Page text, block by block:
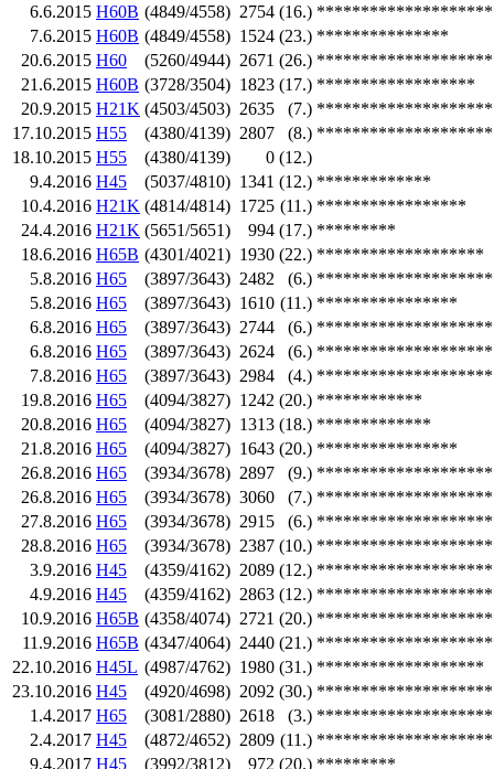
6.6.2015 H60B (4849/4558) 2754 (16.)
7.6.2015 H60B (4849/4558) 1524 (23.) ***************
20.6.2015 H60 (5260/4944) 2671 (26.)
21.6.2015 H60B (3728/3504) 1823 (17.) ******************
20.9.2015 H21K (4503/4503) 2635 (7.)
17.10.2015 H55 (4380/4139) 2807 (8.)
18.10.2015 H55 (4380/4139) 0 (12.)
9.4.2016 H45 (5037/4810) 1341 (12.) *************
10.4.2016 H21K (4814/4814) 1725 (11.) *****************
24.4.2016 H21K (5651/5651) 994 (17.) *********
18.6.2016 H65B (4301/4021) 1930 (22.) *******************
5.8.2016 H65 (3897/3643) 2482 (6.)
5.8.2016 H65 (3897/3643) 1610 (11.) ****************
6.8.2016 H65 (3897/3643) 2744 (6.)
6.8.2016 H65 (3897/3643) 2624 (6.)
7.8.2016 H65 (3897/3643) 2984 (4.)
19.8.2016 H65 (4094/3827) 1242 (20.) ************
20.8.2016 H65 (4094/3827) 1313 (18.) *************
21.8.2016 H65 (4094/3827) 1643 (20.) ****************
26.8.2016 H65 (3934/3678) 2897 (9.)
26.8.2016 H65 (3934/3678) 3060 (7.)
27.8.2016 H65 (3934/3678) 2915 (6.)
28.8.2016 H65 (3934/3678) 2387 (10.)
3.9.2016 H45 (4359/4162) 2089 (12.) ********************
4.9.2016 H45 (4359/4162) 2863 (12.)
10.9.2016 H65B (4358/4074) 2721 (20.)
11.9.2016 H65B (4347/4064) 2440 (21.)
22.10.2016 H45L (4987/4762) 1980 (31.) *******************
23.10.2016 H45 (4920/4698) 2092 (30.) ********************
1.4.2017 H65 (3081/2880) 2618 (3.)
2.4.2017 H45 (4872/4652) 2809 (11.)
9.4.2017 H45 (3992/3812) 972 (20.) *********